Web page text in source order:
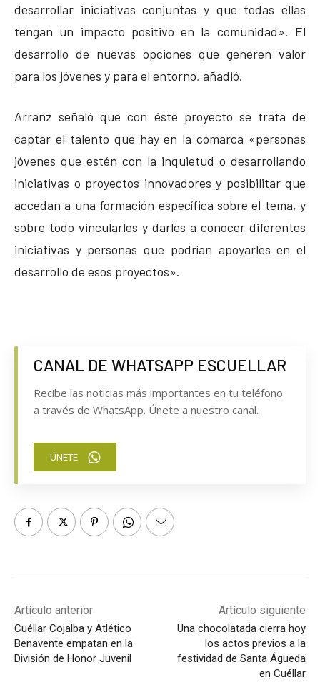
desarrollar iniciativas conjuntas y que todas ellas
tengan un impacto positivo en la comunidad». El
desarrollo de nuevas opciones que generen valor
para los jóvenes y para el entorno, añadió.
Arranz señaló que con éste proyecto se trata de
captar el talento que hay en la comarca «personas
jóvenes que estén con la inquietud o desarrollando
iniciativas o proyectos innovadores y posibilitar que
accedan a una formación específica sobre el tema, y
sobre todo vincularles y darles a conocer diferentes
iniciativas y personas que podrían apoyarles en el
desarrollo de esos proyectos».
CANAL DE WHATSAPP ESCUELLAR
Recibe las noticias más importantes en tu teléfono
a través de WhatsApp. Únete a nuestro canal.
ÚNETE
Artículo anterior
Cuéllar Cojalba y Atlético
Benavente empatan en la
División de Honor Juvenil
Artículo siguiente
Una chocolatada cierra hoy
los actos previos a la
festividad de Santa Águeda
en Cuéllar